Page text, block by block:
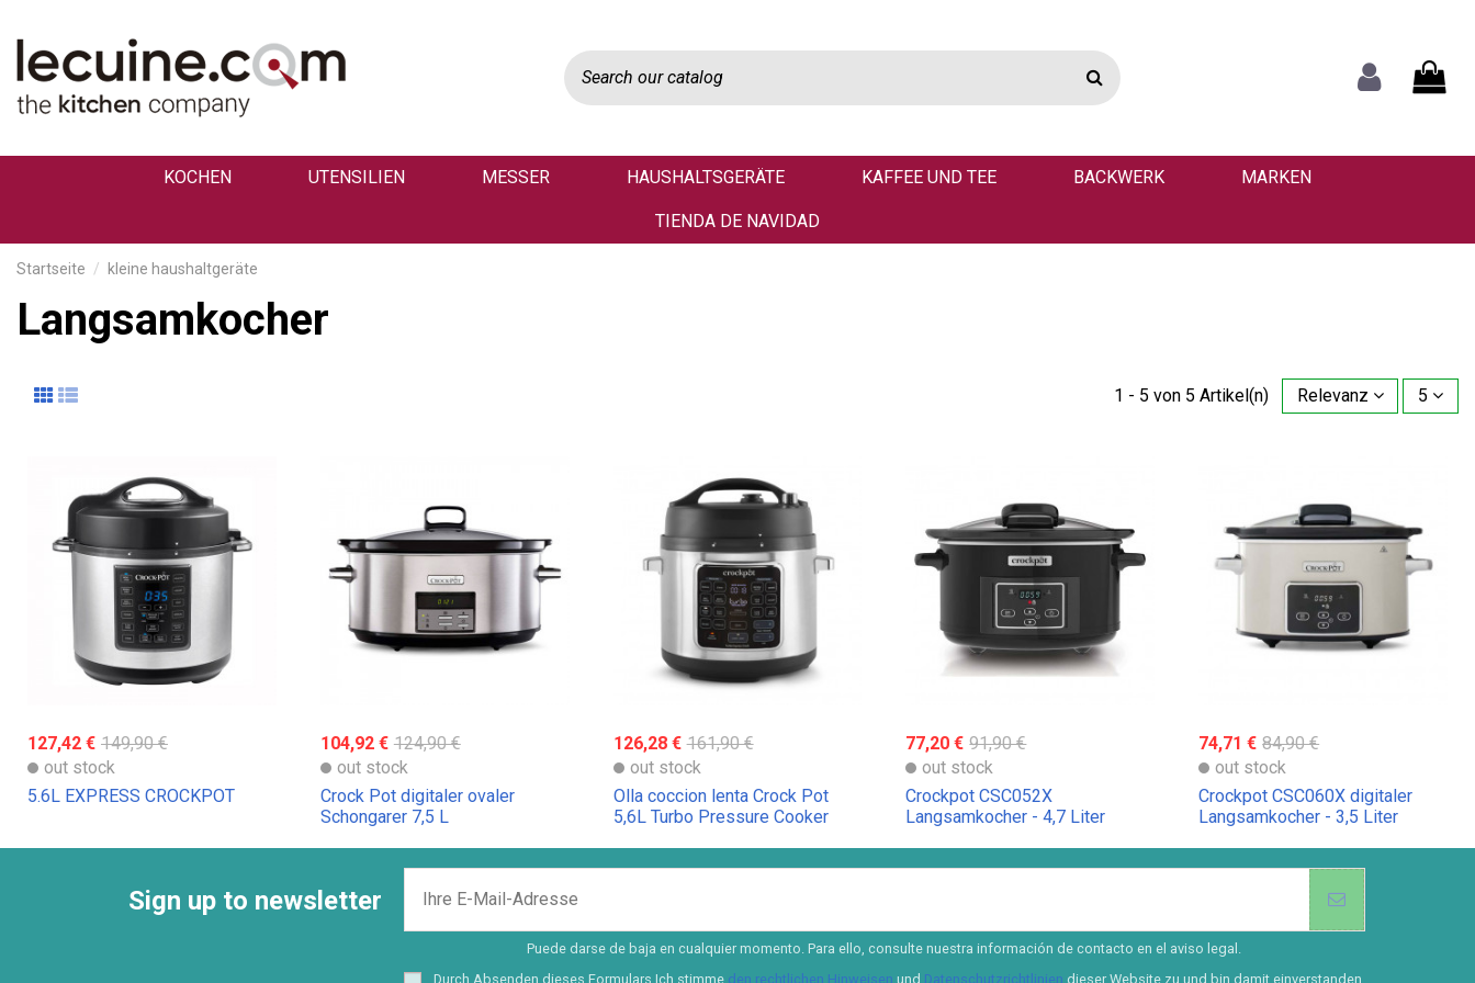
KOCHEN UTENSILIEN MESSER HAUSHALTSGERÄTE KAFFEE UND TEE BACKWERK MARKEN
TIENDA DE NAVIDAD
Startseite kleine haushaltgeräte
Langsamkocher
1 - 5 von 5 Artikel(n) Relevanz 5
127,42 € 149,90 €
out stock
5.6L EXPRESS CROCKPOT
104,92 € 124,90 €
out stock
Crock Pot digitaler ovaler
Schongarer 7,5 L
126,28 € 161,90 €
out stock
Olla coccion lenta Crock Pot
5,6L Turbo Pressure Cooker
77,20 € 91,90 €
out stock
Crockpot CSC052X
Langsamkocher - 4,7 Liter
74,71 € 84,90 €
out stock
Crockpot CSC060X digitaler
Langsamkocher - 3,5 Liter
Sign up to newsletter
Puede darse de baja en cualquier momento. Para ello, consulte nuestra información de contacto en el aviso legal.
Durch Absenden dieses Formulars Ich stimme den rechtlichen Hinweisen und Datenschutzrichtlinien dieser Website zu und bin damit einverstanden.